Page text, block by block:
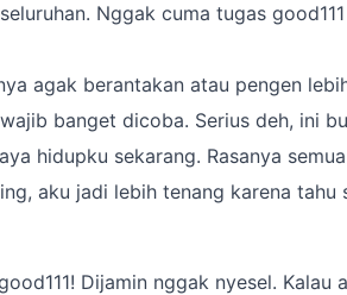
Nggak cuma tugas
agak berantakan atau pengen
banget dicoba. Serius deh, ini
hidupku sekarang. Rasanya
aku jadi lebih tenang karena tahu
Dijamin nggak nyesel. Kalau